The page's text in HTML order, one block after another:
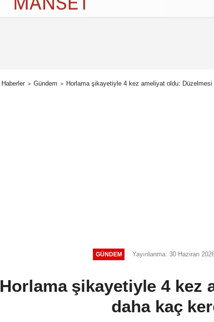
İletişim Çerez Politikası
Haberler Gündem Horlama şikayetiyle 4 kez ameliyat oldu:
GÜNDEM Yayınlanma: 30 Haziran
Horlama şikayetiyle 4 kez
daha kaç